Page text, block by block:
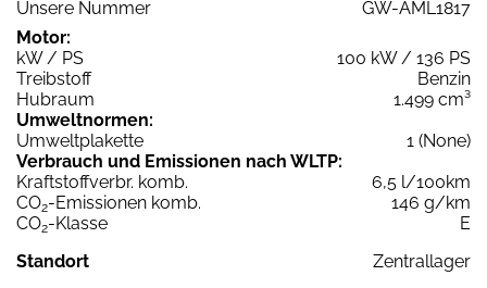
Unsere Nummer
GW-AML1817
Motor:
kW / PS
100 kW / 136 PS
Treibstoff
Benzin
Hubraum
1.499 cm³
Umweltnormen:
Umweltplakette
1 (None)
Verbrauch und Emissionen nach WLTP:
Kraftstoffverbr. komb.
6,5 l/100km
CO2-Emissionen komb.
146 g/km
CO2-Klasse
E
Standort
Zentrallager